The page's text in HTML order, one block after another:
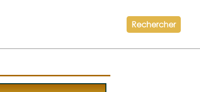
Rechercher